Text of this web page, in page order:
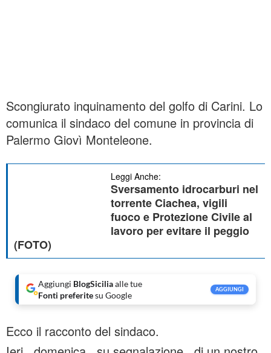
Scongiurato inquinamento del golfo di Carini. Lo
comunica il sindaco del comune in provincia di
Palermo Giovì Monteleone.
Leggi Anche:
Sversamento idrocarburi nel
torrente Ciachea, vigili
fuoco e Protezione Civile al
lavoro per evitare il peggio
(FOTO)
Aggiungi BlogSiciliaalle tue
Fonti preferitesu Google
AGGIUNGI
Ecco il racconto del sindaco.